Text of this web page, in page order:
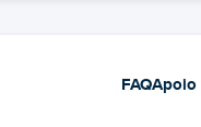
FAQApoio